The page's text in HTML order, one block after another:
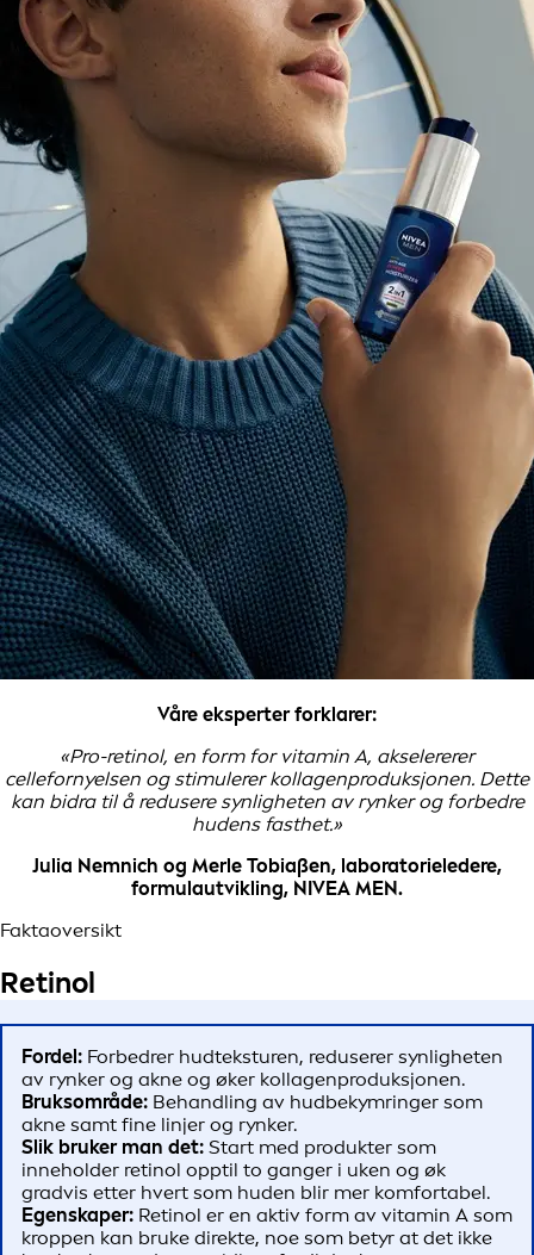
Våre eksperter forklarer:
«Pro-retinol, en form for vitamin A, akselererer
cellefornyelsen og stimulerer kollagenproduksjonen. Dette
kan bidra til å redusere synligheten av rynker og forbedre
hudens fasthet.»
Julia Nemnich og Merle Tobiaßen, laboratorieledere,
formulautvikling, NIVEA MEN.
Faktaoversikt
Retinol
Fordel: Forbedrer hudteksturen, reduserer synligheten
av rynker og akne og øker kollagenproduksjonen.
Bruksområde: Behandling av hudbekymringer som
akne samt fine linjer og rynker.
Slik bruker man det: Start med produkter som
inneholder retinol opptil to ganger i uken og øk
gradvis etter hvert som huden blir mer komfortabel.
Egenskaper: Retinol er en aktiv form av vitamin A som
kroppen kan bruke direkte, noe som betyr at det ikke